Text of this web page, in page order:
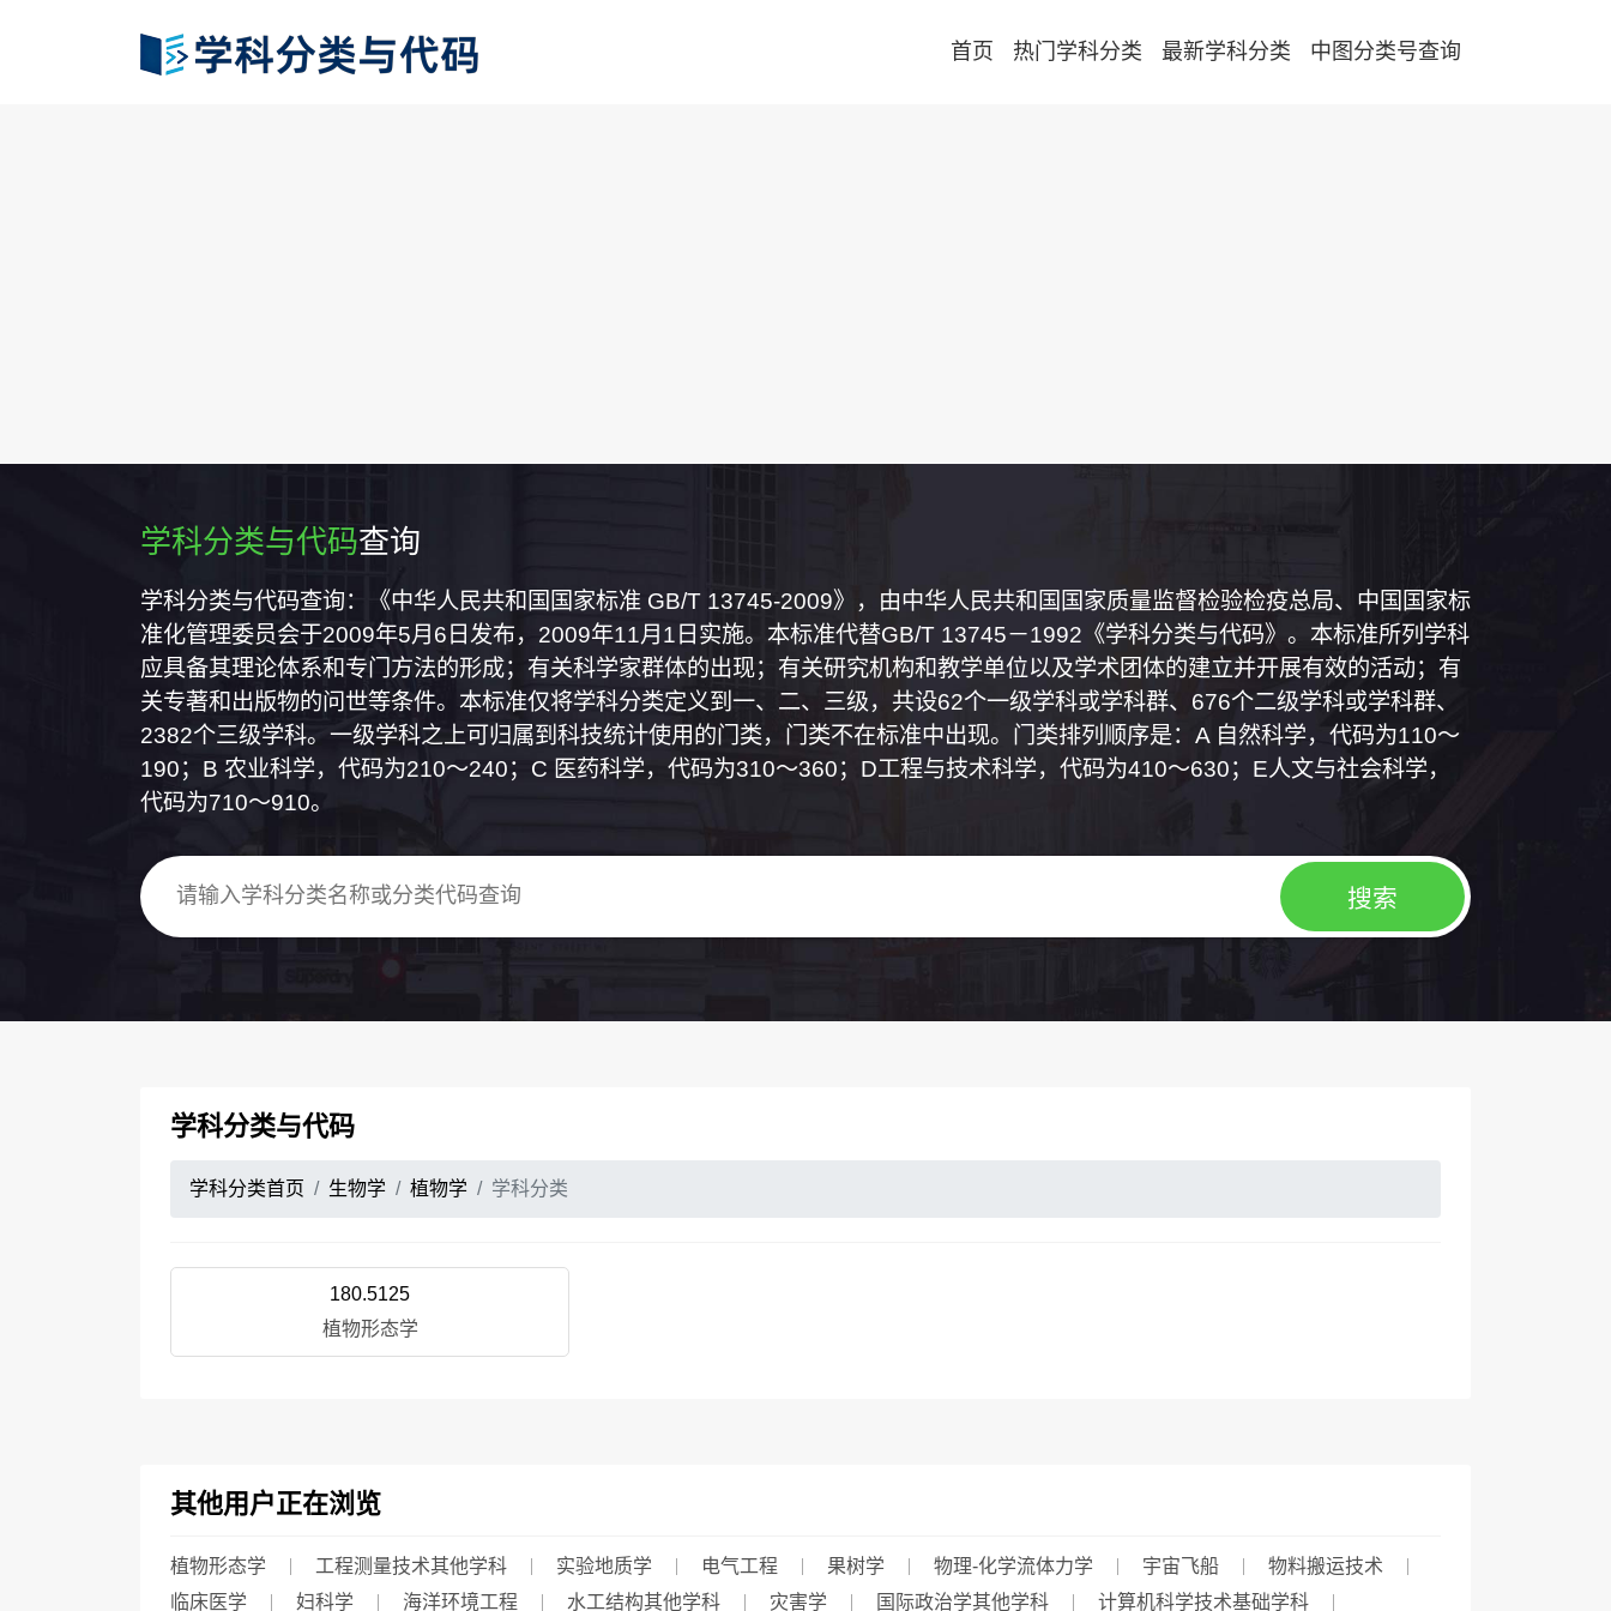
首页 热门学科分类 最新学科分类 中图分类号查询
学科分类与代码查询
学科分类与代码查询：《中华人民共和国国家标准 GB/T 13745-2009》，由中华人民共和国国家质量监督检验检疫总局、中国国家标
准化管理委员会于2009年5月6日发布，2009年11月1日实施。本标准代替GB/T 13745－1992《学科分类与代码》。本标准所列学科
应具备其理论体系和专门方法的形成；有关科学家群体的出现；有关研究机构和教学单位以及学术团体的建立并开展有效的活动；有
关专著和出版物的问世等条件。本标准仅将学科分类定义到一、二、三级，共设62个一级学科或学科群、676个二级学科或学科群、
2382个三级学科。一级学科之上可归属到科技统计使用的门类，门类不在标准中出现。门类排列顺序是：A 自然科学，代码为110～
190；B 农业科学，代码为210～240；C 医药科学，代码为310～360；D工程与技术科学，代码为410～630；E人文与社会科学，
代码为710～910。
学科分类与代码
学科分类首页 生物学 植物学 学科分类
180.5125
植物形态学
其他用户正在浏览
植物形态学 工程测量技术其他学科 实验地质学 电气工程 果树学 物理-化学流体力学 宇宙飞船
物料搬运技术
临床医学
妇科学 海洋环境工程 水工结构其他学科 灾害学 国际政治学其他学科 计算机科学技术基础学科